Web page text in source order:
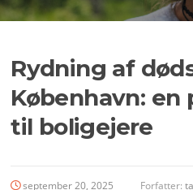
Rydning af
København:
til boligejere
september 20, 2025 Forfatter: